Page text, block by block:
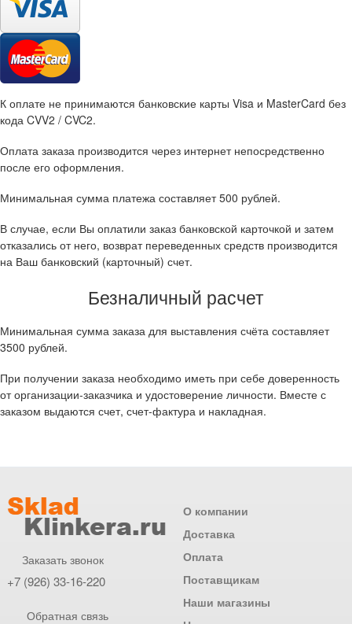
К оплате не принимаются банковские карты Visa и MasterCard без
кода CVV2 / CVC2.
Оплата заказа производится через интернет непосредственно
после его оформления.
Минимальная сумма платежа составляет 500 рублей.
В случае, если Вы оплатили заказ банковской карточкой и затем
отказались от него, возврат переведенных средств производится
на Ваш банковский (карточный) счет.
Безналичный расчет
Минимальная сумма заказа для выставления счёта составляет
3500 рублей.
При получении заказа необходимо иметь при себе доверенность
от организации-заказчика и удостоверение личности. Вместе с
заказом выдаются счет, счет-фактура и накладная.
Заказать звонок
+7 (926) 33-16-220
Обратная связь
О компании
Доставка
Оплата
Поставщикам
Наши магазины